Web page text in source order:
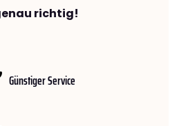
richtig!
Günstiger Service